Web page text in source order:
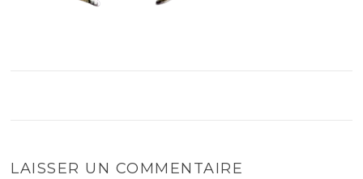
LAISSER UN COMMENTAIRE